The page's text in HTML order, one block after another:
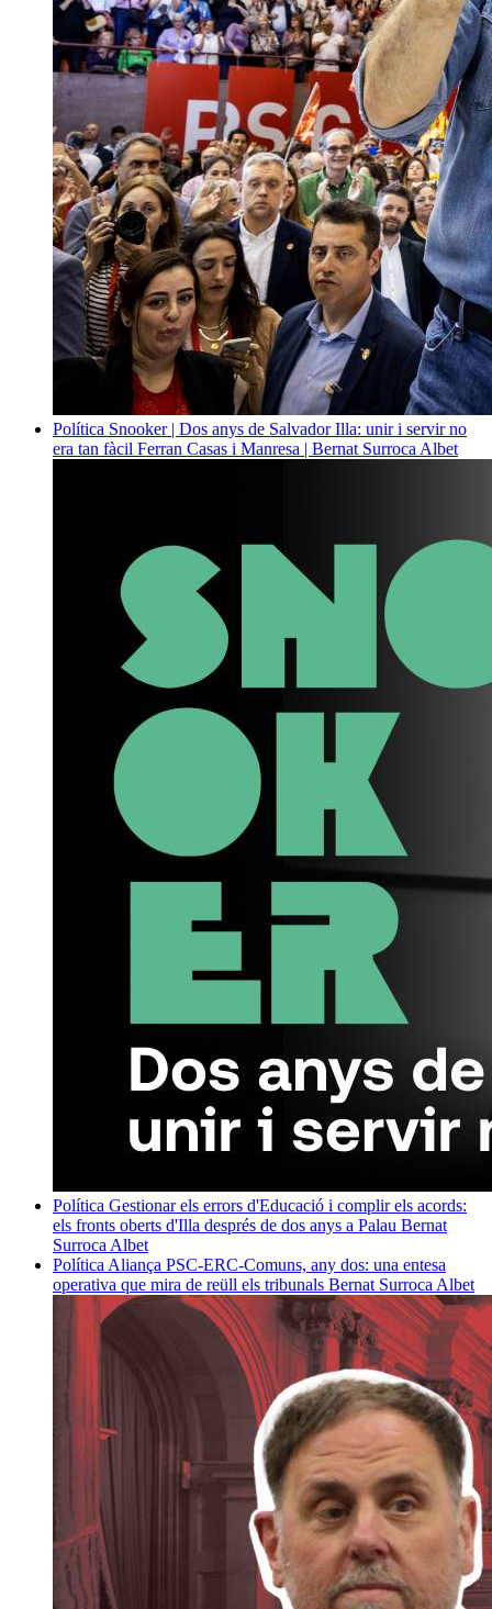
Política Snooker | Dos anys de Salvador Illa: unir i servir no
era tan fàcil Ferran Casas i Manresa | Bernat Surroca Albet
Política Gestionar els errors d'Educació i complir els acords:
els fronts oberts d'Illa després de dos anys a Palau Bernat
Surroca Albet
Política Aliança PSC-ERC-Comuns, any dos: una entesa
operativa que mira de reüll els tribunals Bernat Surroca Albet